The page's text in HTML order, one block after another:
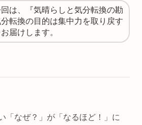
は、『気晴らしと気分転換の勘
転換の目的は集中力を取り戻す
届けします。
「なぜ？」が「なるほど！」に